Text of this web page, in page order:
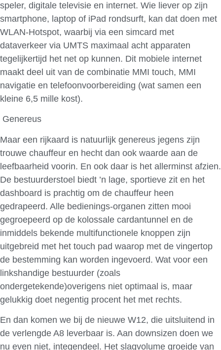
speler, digitale televisie en internet. Wie liever op zijn
smartphone, laptop of iPad rondsurft, kan dat doen met
WLAN-Hotspot, waarbij via een simcard met
dataverkeer via UMTS maximaal acht apparaten
tegelijkertijd het net op kunnen. Dit mobiele internet
maakt deel uit van de combinatie MMI touch, MMI
navigatie en telefoonvoorbereiding (wat samen een
kleine 6,5 mille kost).
Genereus
Maar een rijkaard is natuurlijk genereus jegens zijn
trouwe chauffeur en hecht dan ook waarde aan de
leefbaarheid voorin. En ook daar is het allerminst afzien.
De bestuurderstoel biedt ’n lage, sportieve zit en het
dashboard is prachtig om de chauffeur heen
gedrapeerd. Alle bedienings-organen zitten mooi
gegroepeerd op de kolossale cardantunnel en de
inmiddels bekende multifunctionele knoppen zijn
uitgebreid met het touch pad waarop met de vingertop
de bestemming kan worden ingevoerd. Wat voor een
linkshandige bestuurder (zoals
ondergetekende)overigens niet optimaal is, maar
gelukkig doet negentig procent het met rechts.
En dan komen we bij de nieuwe W12, die uitsluitend in
de verlengde A8 leverbaar is. Aan downsizen doen we
nu even niet, integendeel. Het slagvolume groeide van